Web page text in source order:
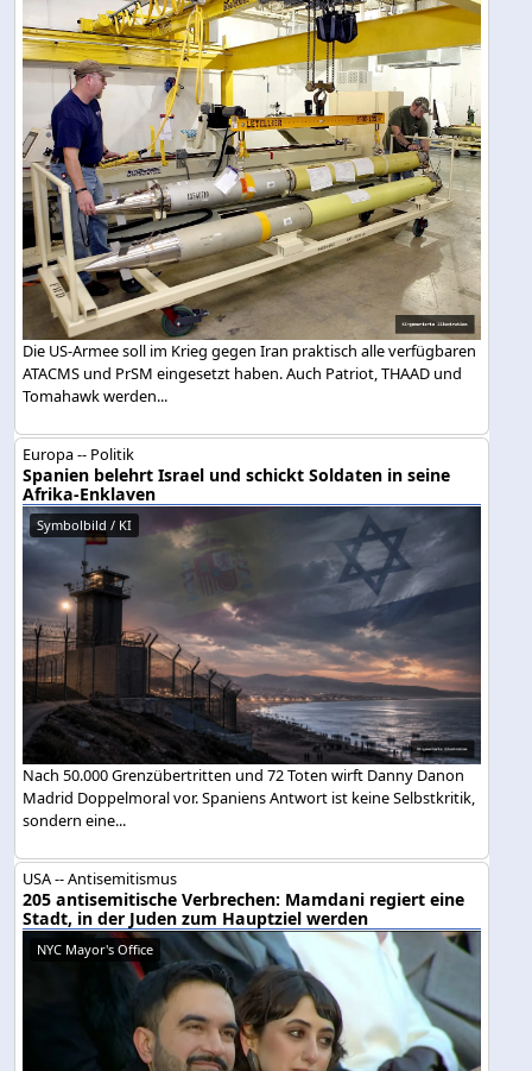
Die US-Armee soll im Krieg gegen Iran praktisch alle verfügbaren
ATACMS und PrSM eingesetzt haben. Auch Patriot, THAAD und
Tomahawk werden...
Europa -- Politik
Spanien belehrt Israel und schickt Soldaten in seine
Afrika-Enklaven
Symbolbild / KI
Nach 50.000 Grenzübertritten und 72 Toten wirft Danny Danon
Madrid Doppelmoral vor. Spaniens Antwort ist keine Selbstkritik,
sondern eine...
USA -- Antisemitismus
205 antisemitische Verbrechen: Mamdani regiert eine
Stadt, in der Juden zum Hauptziel werden
NYC Mayor's Office